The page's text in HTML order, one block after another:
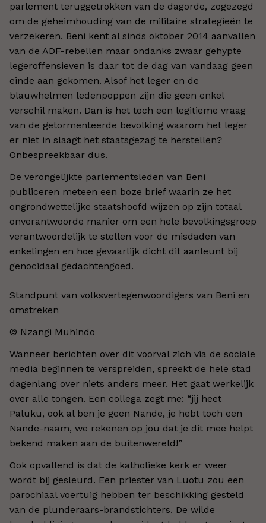
parlement teruggetrokken van de dagorde, zogezegd
om de geheimhouding van de militaire strategieën te
verzekeren. Beni kent al sinds oktober 2014 aanvallen
van de ADF-rebellen maar ondanks zwaar gehypte
legeroffensieven is daar tot de dag van vandaag geen
einde aan gekomen. Alsof het leger en de
blauwhelmen ledenpoppen zijn die geen enkel
verschil maken. Dan is het toch een legitieme vraag
van de getormenteerde bevolking waarom het leger
er niet in slaagt het staatsgezag te herstellen?
Onbespreekbaar dus.
De verongelijkte parlementsleden van Beni
publiceren meteen een boze brief waarin ze het
ongrondwettelijke staatshoofd wijzen op zijn totaal
onverantwoorde manier om een hele bevolkingsgroep
verantwoordelijk te stellen voor de misdaden van
enkelingen en hoe gevaarlijk dicht dit aanleunt bij
genocidaal gedachtengoed.
Standpunt van volksvertegenwoordigers van Beni en
omstreken
© Nzangi Muhindo
Wanneer berichten over dit voorval zich via de sociale
media beginnen te verspreiden, spreekt de hele stad
dagenlang over niets anders meer. Het gaat werkelijk
over alle tongen. Een collega zegt me: “jij heet
Paluku, ook al ben je geen Nande, je hebt toch een
Nande-naam, we rekenen op jou dat je dit mee helpt
bekend maken aan de buitenwereld!”
Ook opvallend is dat de katholieke kerk er weer
wordt bij gesleurd. Een priester van Luotu zou een
parochiaal voertuig hebben ter beschikking gesteld
van de plunderaars-brandstichters. De wilde